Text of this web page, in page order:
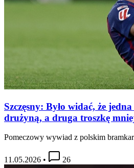
Szczęsny: Było widać, że
drużyną, a druga troszkę
Pomeczowy wywiad z polskim
11.05.2026 • 26